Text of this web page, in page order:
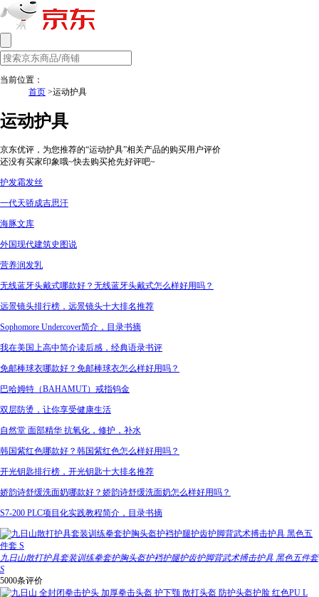
当前位置：
首页 >运动护具
运动护具
京东优评，为您推荐的“运动护具”相关产品的购买用户评价
还没有买家印象哦~快去购买抢先好评吧~
护发霜发丝
一代天骄成吉思汗
海豚文库
外国现代建筑史图说
营养润发乳
无线蓝牙头戴式哪款好？无线蓝牙头戴式怎么样好用吗？
远景镜头排行榜，远景镜头十大排名推荐
Sophomore Undercover简介，目录书摘
我在美国上高中简介读后感，经典语录书评
免邮棒球衣哪款好？免邮棒球衣怎么样好用吗？
巴哈姆特（BAHAMUT）戒指钨金
双层防烫，让你享受健康生活
自然堂 面部精华 抗氧化，修护，补水
韩国紫红色哪款好？韩国紫红色怎么样好用吗？
开光钥匙排行榜，开光钥匙十大排名推荐
娇韵诗舒缓洗面奶哪款好？娇韵诗舒缓洗面奶怎么样好用吗？
S7-200 PLC项目化实践教程简介，目录书摘
九日山散打护具套装训练拳套护胸头盔护裆护腿护齿护脚背武术搏击护具 黑色五件套
S
5000条评价